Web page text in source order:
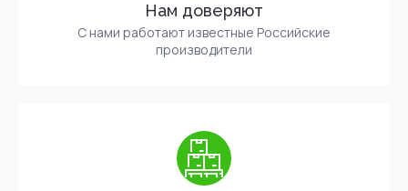
Нам доверяют
С нами работают известные Российские
производители